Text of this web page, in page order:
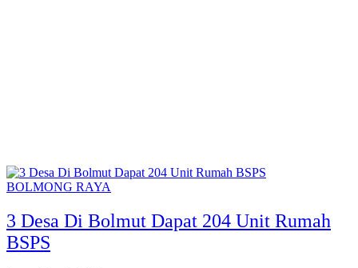
BOLMONG RAYA
3 Desa Di Bolmut Dapat 204 Unit Rumah
BSPS